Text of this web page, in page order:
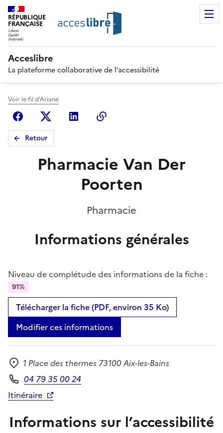
RÉPUBLIQUE
FRANÇAISE
Acceslibre
La plateforme collaborative de l’accessibilité
Voir le fil d'Ariane
FacebookX (anciennement Twitter)
Linkedin
Retour
Pharmacie Van Der
Poorten
Pharmacie
Informations générales
Niveau de complétude des informations de la fiche :
91%
Télécharger la fiche (PDF, environ 35 Ko)
Modifier ces informations
Adresse
1 Place des thermes 73100 Aix-les-Bains
Téléphone
04 79 35 00 24
Itinéraire
Informations sur l’accessibilité